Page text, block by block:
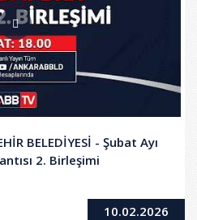
BELEDİYESİ - Şubat Ayı
2. Birleşimi
10.02.2026